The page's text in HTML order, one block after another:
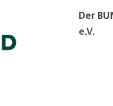
Der
e.V.